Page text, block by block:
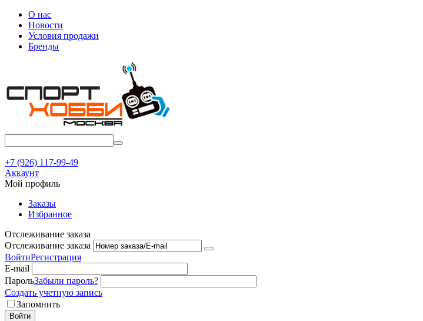
О нас
Новости
Условия продажи
Бренды
+7 (926) 117-99-49
Аккаунт
Мой профиль
Заказы
Избранное
Отслеживание заказа
Отслеживание заказа
ВойтиРегистрация
E-mail
ПарольЗабыли пароль?
Создать учетную запись
Запомнить
Войти